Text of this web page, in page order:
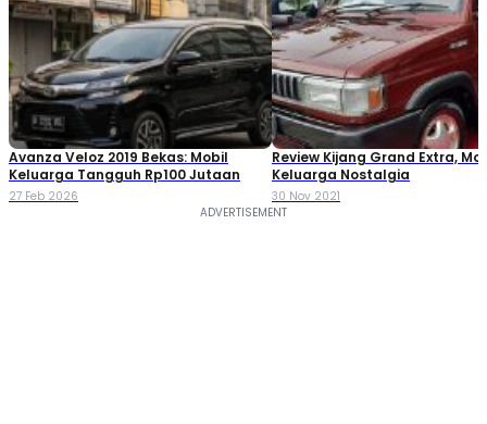
Avanza Veloz 2019 Bekas: Mobil
Keluarga Tangguh Rp100 Jutaan
27 Feb 2026
Review Kijang Grand Extra,
Keluarga Nostalgia
30 Nov 2021